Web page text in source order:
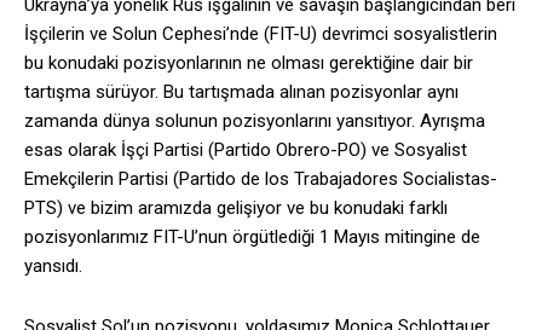
Ukrayna’ya yönelik Rus işgalinin ve savaşın başlangıcından beri
İşçilerin ve Solun Cephesi’nde (FIT-U) devrimci sosyalistlerin
bu konudaki pozisyonlarının ne olması gerektiğine dair bir
tartışma sürüyor. Bu tartışmada alınan pozisyonlar aynı
zamanda dünya solunun pozisyonlarını yansıtıyor. Ayrışma
esas olarak İşçi Partisi (Partido Obrero-PO) ve Sosyalist
Emekçilerin Partisi (Partido de los Trabajadores Socialistas-
PTS) ve bizim aramızda gelişiyor ve bu konudaki farklı
pozisyonlarımız FIT-U’nun örgütlediği 1 Mayıs mitingine de
yansıdı.